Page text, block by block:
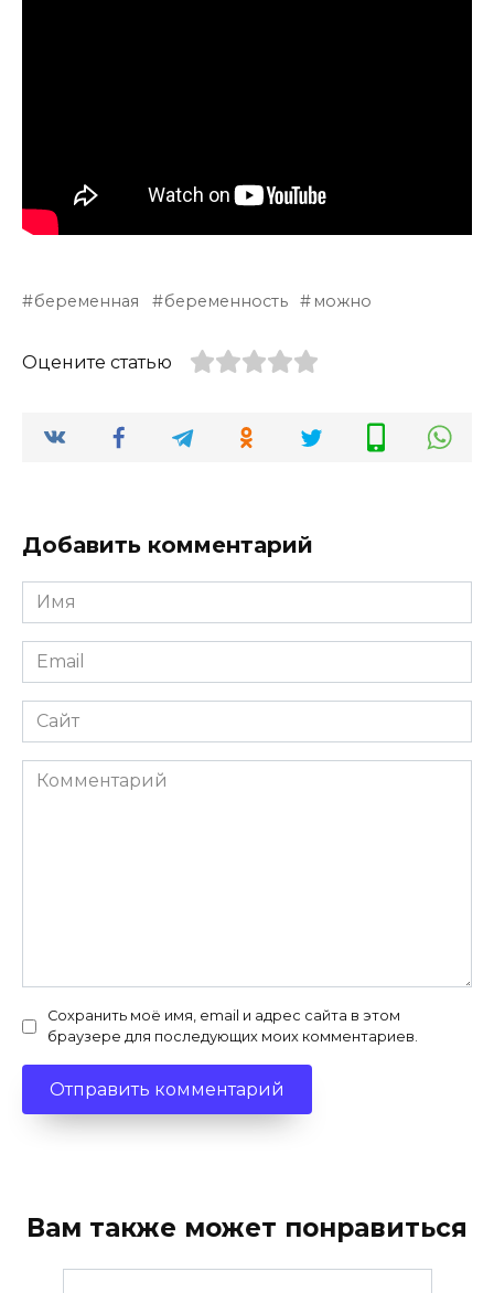
беременная беременность можно
Оцените статью
Добавить комментарий
Имя
*
Email
*
Сайт
Комментарий
Сохранить моё имя, email и адрес сайта в этом
браузере для последующих моих комментариев.
Вам также может понравиться